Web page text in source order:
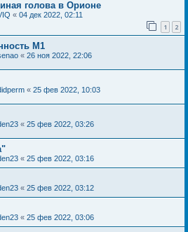
голова в Орионе
« 04 дек 2022, 02:11
1 2
М1
« 26 ноя 2022, 22:06
« 25 фев 2022, 10:03
« 25 фев 2022, 03:26
« 25 фев 2022, 03:16
« 25 фев 2022, 03:12
« 25 фев 2022, 03:06